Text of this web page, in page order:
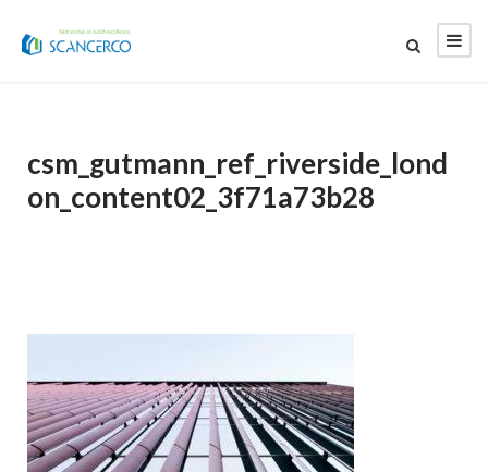
csm_gutmann_ref_riverside_lond
on_content02_3f71a73b28